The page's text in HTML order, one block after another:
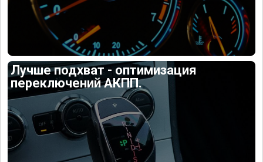
Лучше подхват - оптимизация
переключений АКПП.